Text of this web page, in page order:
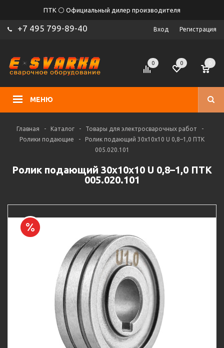
ПТК ⚪ Официальный дилер производителя
+7 495 799-89-40 Вход Регистрация
МЕНЮ
0 0
Главная - Каталог - Товары для электросварочных работ
-
Ролики подающие
-
Ролик подающий 30х10х10 U 0,8–1,0 ПТК
005.020.101
Ролик подающий 30х10х10 U 0,8–1,0 ПТК
005.020.101